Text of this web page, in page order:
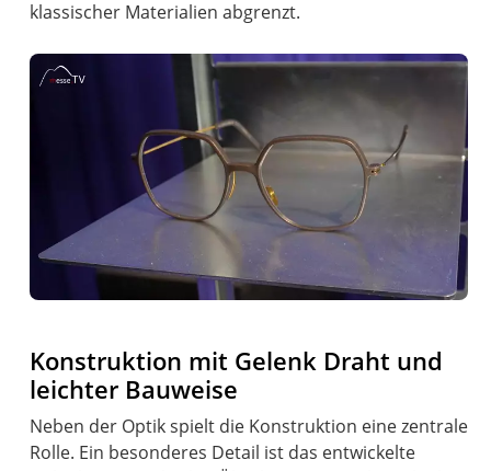
klassischer Materialien abgrenzt.
Konstruktion mit Gelenk Draht und
leichter Bauweise
Neben der Optik spielt die Konstruktion eine zentrale
Rolle. Ein besonderes Detail ist das entwickelte